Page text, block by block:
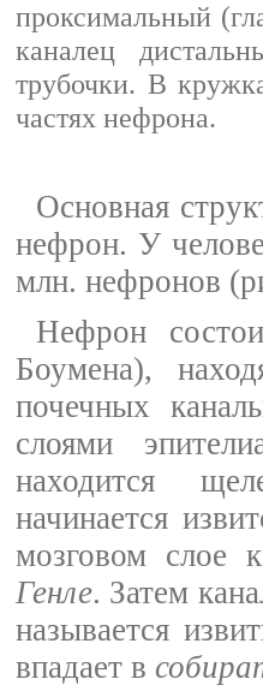
проксимальный
каналец
трубочки. В
частях нефрона.
Основная
нефрон. У
млн. нефронов
Нефрон
Боумена),
почечных
слоями
находится
начинается
мозговом слое
Генле. Затем
называется
впадает в